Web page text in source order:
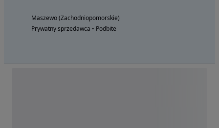
Maszewo (Zachodniopomorskie)
Prywatny sprzedawca • Podbite